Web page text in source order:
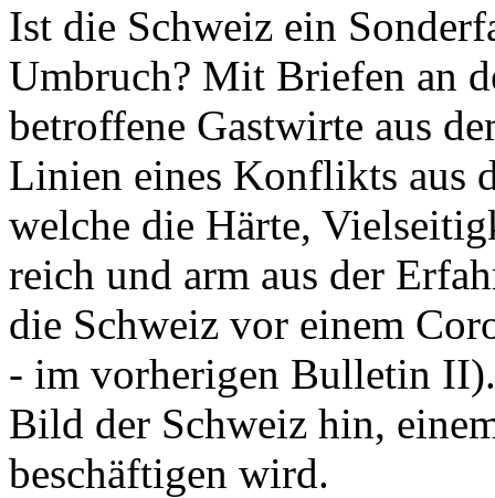
Ist die Schweiz ein
Umbruch? Mit Briefen an
betroffene Gastwirte aus
Linien eines Konflikts aus
welche die Härte,
reich und arm aus der
die Schweiz vor einem
- im vorherigen Bulletin
Bild der Schweiz hin,
beschäftigen wird.